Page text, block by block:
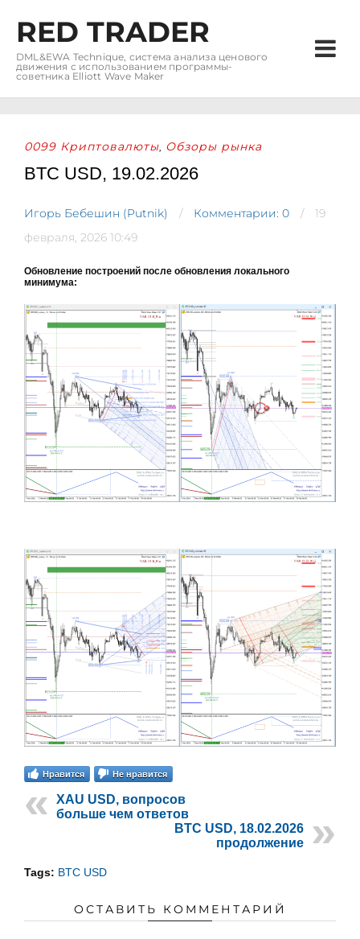
RED TRADER
DML&EWA Technique, система анализа ценового
движения с использованием программы-
советника Elliott Wave Maker
0099 Криптовалюты, Обзоры рынка
BTC USD, 19.02.2026
Игорь Бебешин (Putnik) Комментарии: 0
19
февраля, 2026 10:49
Обновление построений после обновления локального
минимума:
Нравится Не нравится
XAU USD, вопросов
больше чем ответов
BTC USD, 18.02.2026
продолжение
Tags: BTC USD
ОСТАВИТЬ КОММЕНТАРИЙ